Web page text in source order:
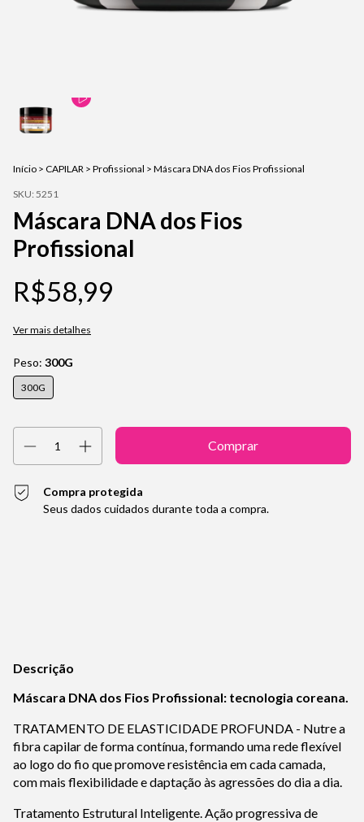
Início > CAPILAR > Profissional > Máscara DNA dos Fios Profissional
SKU: 5251
Máscara DNA dos Fios
Profissional
R$58,99
Ver mais detalhes
Peso: 300G
300G
Compra protegida
Seus dados cuidados durante toda a compra.
Descrição
Máscara DNA dos Fios Profissional: tecnologia coreana.
TRATAMENTO DE ELASTICIDADE PROFUNDA - Nutre a
fibra capilar de forma contínua, formando uma rede flexível
ao logo do fio que promove resistência em cada camada,
com mais flexibilidade e daptação às agressões do dia a dia.
Tratamento Estrutural Inteligente. Ação progressiva de